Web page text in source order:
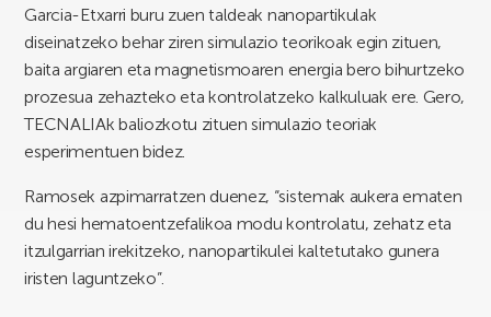
Garcia-Etxarri buru zuen taldeak nanopartikulak
diseinatzeko behar ziren simulazio teorikoak egin zituen,
baita argiaren eta magnetismoaren energia bero bihurtzeko
prozesua zehazteko eta kontrolatzeko kalkuluak ere. Gero,
TECNALIAk baliozkotu zituen simulazio teoriak
esperimentuen bidez.
Ramosek azpimarratzen duenez, “sistemak aukera ematen
du hesi hematoentzefalikoa modu kontrolatu, zehatz eta
itzulgarrian irekitzeko, nanopartikulei kaltetutako gunera
iristen laguntzeko”.